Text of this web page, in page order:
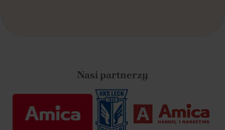
Nasi partnerzy